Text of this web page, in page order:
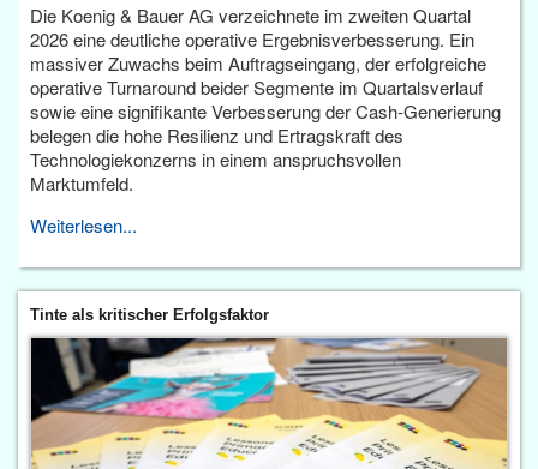
Die Koenig & Bauer AG verzeichnete im zweiten Quartal
2026 eine deutliche operative Ergebnisverbesserung. Ein
massiver Zuwachs beim Auftragseingang, der erfolgreiche
operative Turnaround beider Segmente im Quartalsverlauf
sowie eine signifikante Verbesserung der Cash-Generierung
belegen die hohe Resilienz und Ertragskraft des
Technologiekonzerns in einem anspruchsvollen
Marktumfeld.
Weiterlesen...
Tinte als kritischer Erfolgsfaktor